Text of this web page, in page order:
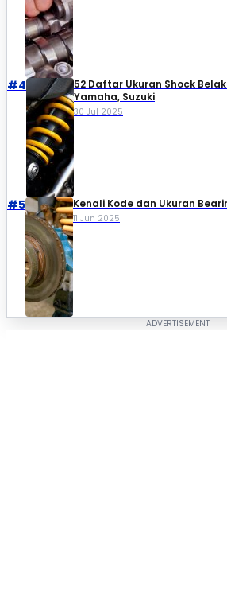
#4
52 Daftar Ukuran Shock
Yamaha, Suzuki​
30 Jul 2025
#5 Kenali Kode dan Ukuran
11 Jun 2025